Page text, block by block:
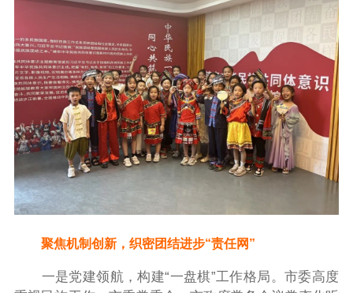
聚焦机制创新，织密团结进步“责任网”
一是党建领航，构建“一盘棋”工作格局。市委高度